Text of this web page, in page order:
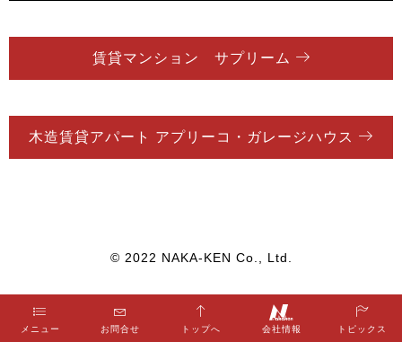
賃貸マンション サプリーム
木造賃貸アパート アプリーコ・ガレージハウス
© 2022 NAKA-KEN Co., Ltd.
メニュー お問合せ トップへ 会社情報 トピックス